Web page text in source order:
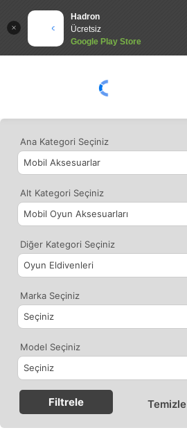
Hadron
Ücretsiz
Google Play Store
Ana Kategori Seçiniz
Alt Kategori Seçiniz
Diğer Kategori Seçiniz
Marka Seçiniz
Model Seçiniz
Filtrele Temizle